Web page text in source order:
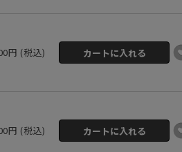
円 (税込)
円 (税込)